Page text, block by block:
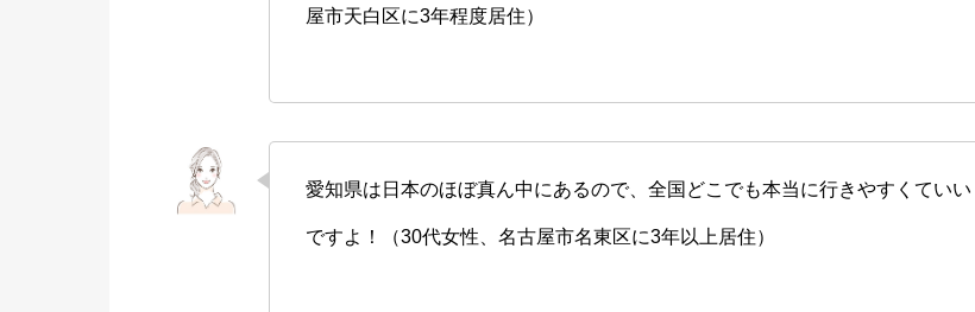
屋市天白区に3年程度居住）
愛知県は日本のほぼ真ん中にあるので、全国どこでも本当に行きやすくていい
ですよ！（30代女性、名古屋市名東区に3年以上居住）